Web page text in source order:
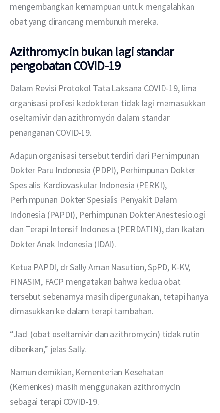
mengembangkan kemampuan untuk mengalahkan
obat yang dirancang membunuh mereka.
Azithromycin bukan lagi standar
pengobatan COVID-19
Dalam Revisi Protokol Tata Laksana COVID-19, lima
organisasi profesi kedokteran tidak lagi memasukkan
oseltamivir dan azithromycin dalam standar
penanganan COVID-19.
Adapun organisasi tersebut terdiri dari Perhimpunan
Dokter Paru Indonesia (PDPI), Perhimpunan Dokter
Spesialis Kardiovaskular Indonesia (PERKI),
Perhimpunan Dokter Spesialis Penyakit Dalam
Indonesia (PAPDI), Perhimpunan Dokter Anestesiologi
dan Terapi Intensif Indonesia (PERDATIN), dan Ikatan
Dokter Anak Indonesia (IDAI).
Ketua PAPDI, dr Sally Aman Nasution, SpPD, K-KV,
FINASIM, FACP mengatakan bahwa kedua obat
tersebut sebenarnya masih dipergunakan, tetapi hanya
dimasukkan ke dalam terapi tambahan.
“Jadi (obat oseltamivir dan azithromycin) tidak rutin
diberikan,” jelas Sally.
Namun demikian, Kementerian Kesehatan
(Kemenkes) masih menggunakan azithromycin
sebagai terapi COVID-19.